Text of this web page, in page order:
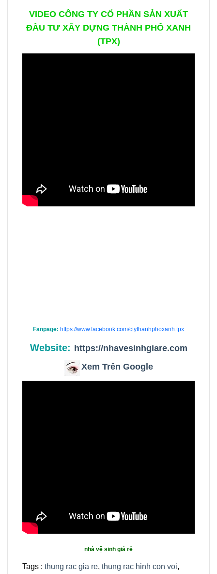
VIDEO CÔNG TY CỔ PHẦN SẢN XUẤT
ĐẦU TƯ XÂY DỰNG THÀNH PHỐ XANH
(TPX)
Fanpage: https://www.facebook.com/ctythanhphoxanh.tpx
Website: https://nhavesinhgiare.com
Xem Trên Google
nhà vệ sinh giá rẻ
Tags : thung rac gia re, thung rac hinh con voi,